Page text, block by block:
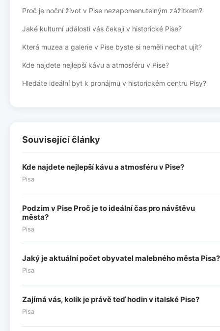
Proč je noční život v Pise nezapomenutelným zážitkem?
Jaké kulturní události vás čekají v historické Pise?
Která muzea a galerie v Pise byste si neměli nechat ujít?
Kde najdete nejlepší kávu a atmosféru v Pise?
Hledáte ideální byt k pronájmu v historickém centru Pisy?
Související články
Kde najdete nejlepší kávu a atmosféru v Pise?
Pisa
Podzim v Pise Proč je to ideální čas pro návštěvu
města?
Pisa
Jaký je aktuální počet obyvatel malebného města Pisa?
Pisa
Zajímá vás, kolik je právě teď hodin v italské Pise?
Pisa